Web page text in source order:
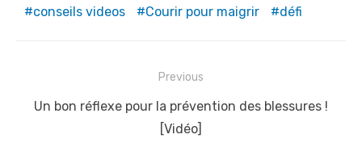
conseils videos
Courir pour maigrir défi
Previous
Un bon réflexe pour la prévention des blessures !
[Vidéo]